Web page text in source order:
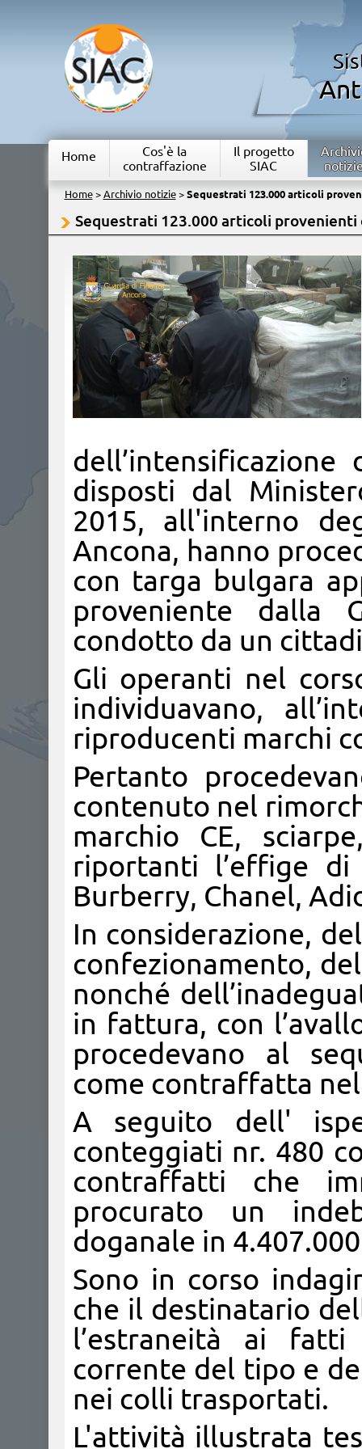
Home
Cos'è la
contraffazione
Il progetto
SIAC
Home> Archivio notizie> Sequestrati 123.000 articoli
Sequestrati 123.000 articoli provenienti
disposti dal
2015, all'interno
Ancona, hanno
con targa bulgara
proveniente dalla
condotto da un
Gli operanti nel
individuavano,
riproducenti marchi
Pertanto
contenuto nel
marchio CE,
riportanti l’effige
Burberry, Chanel,
In considerazione,
confezionamento,
nonché
in fattura, con
procedevano al
come contraffatta
A seguito dell'
conteggiati nr. 480
contraffatti che
procurato un
doganale in
Sono in corso
che il destinatario
l’estraneità ai
corrente del tipo e
nei colli trasportati.
L'attività illustrata